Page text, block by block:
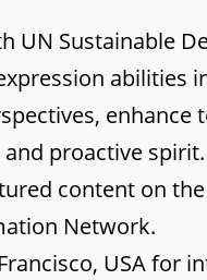
UN Sustainable
abilities
enhance
proactive
content on
Network.
USA for